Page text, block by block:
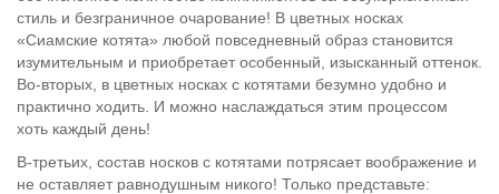
стиль и безграничное очарование! В цветных носках
«Сиамские котята» любой повседневный образ становится
изумительным и приобретает особенный, изысканный оттенок.
Во-вторых, в цветных носках с котятами безумно удобно и
практично ходить. И можно наслаждаться этим процессом
хоть каждый день!
В-третьих, состав носков с котятами потрясает воображение и
не оставляет равнодушным никого! Только представьте: